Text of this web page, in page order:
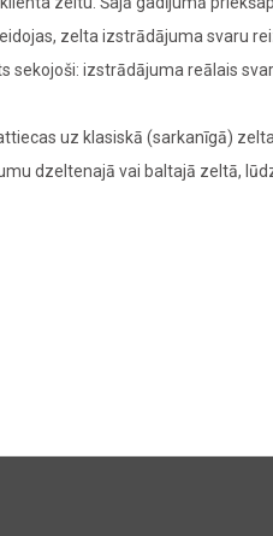
zelta izstrādājuma svaru
sekojoši: izstrādājuma reālais
uz klasiskā (sarkanīgā)
dzeltenajā vai baltajā zeltā,